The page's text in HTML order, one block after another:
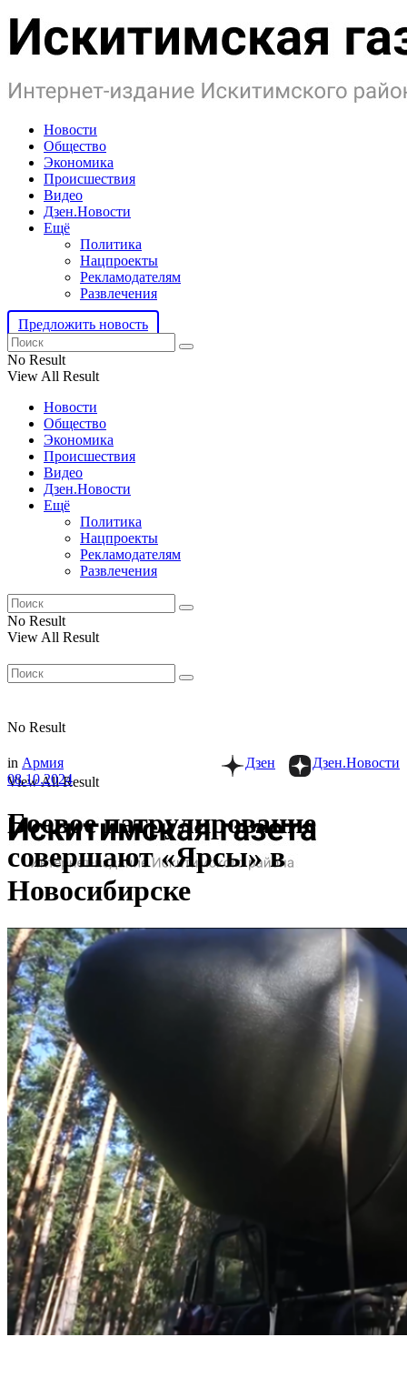
Новости
Общество
Экономика
Происшествия
Видео
Дзен.Новости
Ещё
Политика
Нацпроекты
Рекламодателям
Развлечения
Предложить новость
No Result
View All Result
Новости
Общество
Экономика
Происшествия
Видео
Дзен.Новости
Ещё
Политика
Нацпроекты
Рекламодателям
Развлечения
No Result
View All Result
No Result
View All Result
Дзен.Новости
Дзен
in Армия
08.10.2024
Боевое патрулирование
совершают «Ярсы» в
Новосибирске